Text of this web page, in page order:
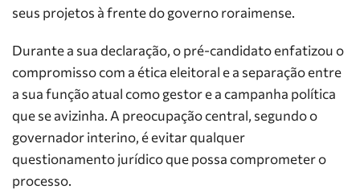
seus projetos à frente do governo roraimense.
Durante a sua declaração, o pré-candidato enfatizou o
compromisso com a ética eleitoral e a separação entre
a sua função atual como gestor e a campanha política
que se avizinha. A preocupação central, segundo o
governador interino, é evitar qualquer
questionamento jurídico que possa comprometer o
processo.